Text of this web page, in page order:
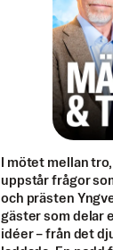
I mötet mellan
uppstår frågor
och prästen
gäster som delar
idéer – från det